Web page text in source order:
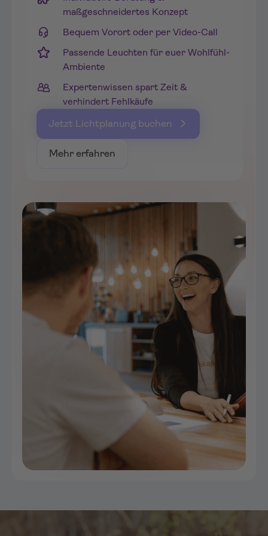
jederzeit auf die kompetente Beratung unserer
Mitarbeiter setzen und gemeinsam vor Ort oder
telefonisch via Screensharing das perfekte Lichtkonzept
für Dich erarbeiten.
gewerbliche Anforderungen:
Bürobeleuchtung
Messebeleuchtung
Praxisbeleuchtung
Hotelbeleuchtung
Licht in der Hotellerie und
Gastronomie
Richtig eingesetzt erfüllen Stehlampen, Wandlampen
und co. gleich mehrere Funktionen in den Immobilien.
Sie erhellen nicht nur den Innen- und Außenbereich,
sondern sind häufig auch wegweisend, dekorativ und
funktional zugleich. Mit der richtigen Beleuchtung setzt
Du spannende Akzente und unterstreichst die
individuelle Einrichtung und Architektur Deines
Unternehmens.
In unserer Broschüre fassen wir daher für Dich die
wichtigsten Tipps rund um die Beleuchtung in der
Hotellerie und Gastronomie zusammen. Gerne stehen
individuell auf Dein Unternehmen abgestimmtes
maßgeschneidertes Konzept
Bequem Vorort oder per Video-Call
Passende Leuchten für euer Wohlfühl-
Ambiente
Expertenwissen spart Zeit &
verhindert Fehlkäufe
Jetzt Lichtplanung buchen
Mehr erfahren